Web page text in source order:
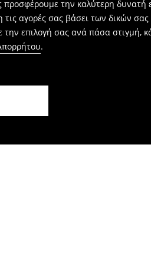
προσφέρουμε την καλύτερη
αγορές σας βάσει των δικών
επιλογή σας ανά πάσα στιγμή,
.